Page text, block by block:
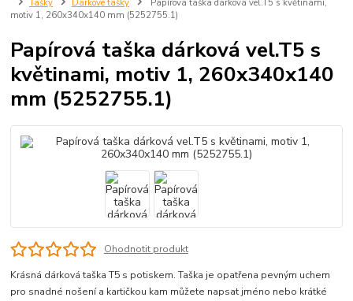
Tašky
Dárkové tašky
Papírová taška dárková vel.T5 s květinami,
motiv 1, 260x340x140 mm (5252755.1)
Papírová taška dárková vel.T5 s
květinami, motiv 1, 260x340x140
mm (5252755.1)
Ohodnotit produkt
Krásná dárková taška T5 s potiskem. Taška je opatřena pevným uchem
pro snadné nošení a kartičkou kam můžete napsat jméno nebo krátké